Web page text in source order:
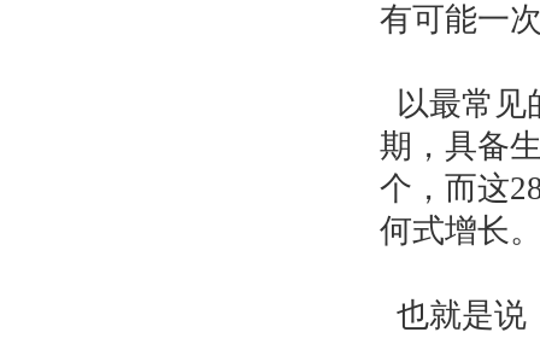
有可能一
以最常见
期，具备
个，而这
何式增长
也就是